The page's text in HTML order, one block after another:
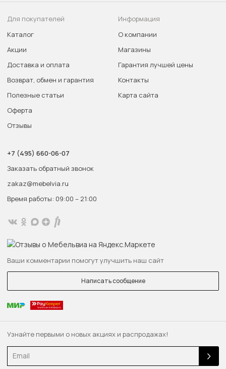
Узнайте первыми о новых акциях и распродажах!
Email
Для покупателей
Каталог
Акции
Доставка и оплата
Возврат, обмен и гарантия
Полезные статьи
Оферта
Отзывы
Информация
О компании
Магазины
Гарантия лучшей цены
Контакты
Карта сайта
+7 (495) 660-06-07
Заказать обратный звонок
zakaz@mebelvia.ru
Время работы: 09:00 – 21:00
Ваши комментарии помогут улучшить наш сайт
Написать сообщение